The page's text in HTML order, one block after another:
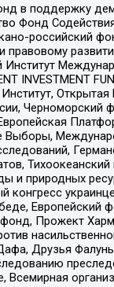
в поддержку
Фонд
российский
правовому
Институт
INVESTMENT
Открытая
Черноморский
Выборы,
и природных
конгресс
Европейский
Прожект
Друзья
Всемирная